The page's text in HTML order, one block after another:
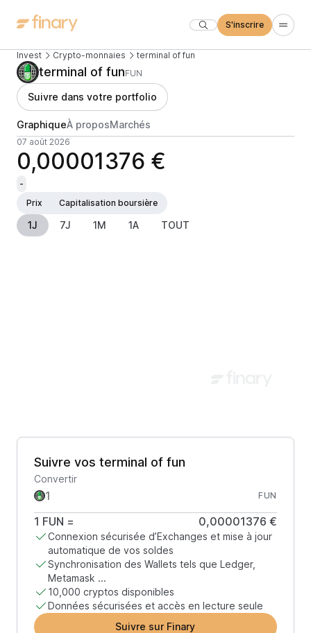
S'inscrire
Invest Crypto-monnaies terminal of fun
terminal of funFUN
Suivre dans votre portfolio
GraphiqueÀ proposMarchés
07 août 2026
0,00001376 €
-
Prix
Capitalisation boursière
1J 7J 1M 1A TOUT
Suivre vos terminal of fun
Convertir
FUN
1 FUN = 0,00001376 €
Connexion sécurisée d’Exchanges et mise à jour
automatique de vos soldes
Synchronisation des Wallets tels que Ledger,
Metamask ...
10,000 cryptos disponibles
Données sécurisées et accès en lecture seule
Suivre sur Finary